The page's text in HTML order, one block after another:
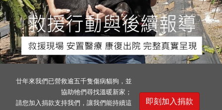
廿年來我們已營救逾五千隻傷病貓狗，並
協助牠們尋找溫暖新家；
請您加入捐款支持我們，讓我們能持續這
即刻加入捐款